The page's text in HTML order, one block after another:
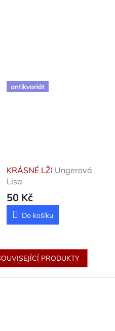
antikvariát
KRÁSNÉ LŽI Ungerová
Lisa
50 Kč
Do košíku
PRODUKTY